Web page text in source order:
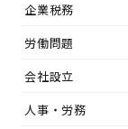
企業税務
労働問題
会社設立
人事・労務